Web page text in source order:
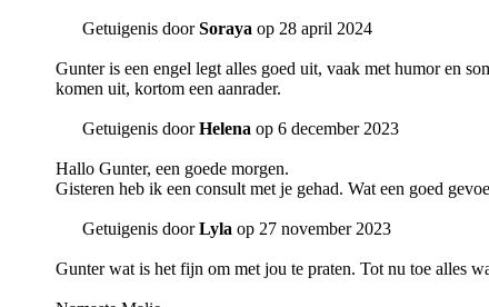
Getuigenis doorSoraya op 28 april 2024
Gunter is een engel legt alles goed uit, vaak met humor en
komen uit, kortom een aanrader.
Getuigenis doorHelena op 6 december 2023
Hallo Gunter, een goede morgen.
Gisteren heb ik een consult met je gehad. Wat een goed
Getuigenis doorLyla op 27 november 2023
Gunter wat is het fijn om met jou te praten. Tot nu toe alles